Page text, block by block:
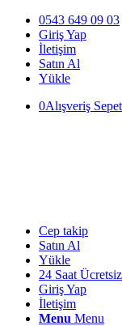
0543 649 09 03
Giriş Yap
İletişim
Satın Al
Yükle
0Alışveriş
Cep takip
Satın Al
Yükle
24 Saat Ücretsiz
Giriş Yap
İletişim
Menu Menu